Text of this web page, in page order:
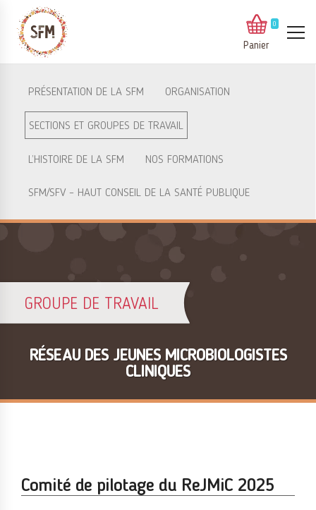
0
Panier
PRÉSENTATION DE LA SFM ORGANISATION
SECTIONS ET GROUPES DE TRAVAIL
L’HISTOIRE DE LA SFM NOS FORMATIONS
SFM/SFV – HAUT CONSEIL DE LA SANTÉ PUBLIQUE
GROUPE DE TRAVAIL
RÉSEAU DES JEUNES MICROBIOLOGISTES
CLINIQUES
Comité de pilotage du ReJMiC 2025